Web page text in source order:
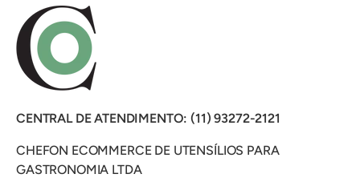
CENTRAL DE ATENDIMENTO: (11) 93272-2121
CHEFON ECOMMERCE DE UTENSÍLIOS PARA
GASTRONOMIA LTDA